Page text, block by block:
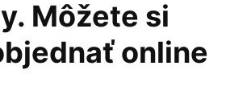
Môžete si
online